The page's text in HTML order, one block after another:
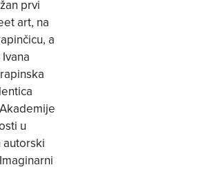
prvi
art, na
a
u
autorski